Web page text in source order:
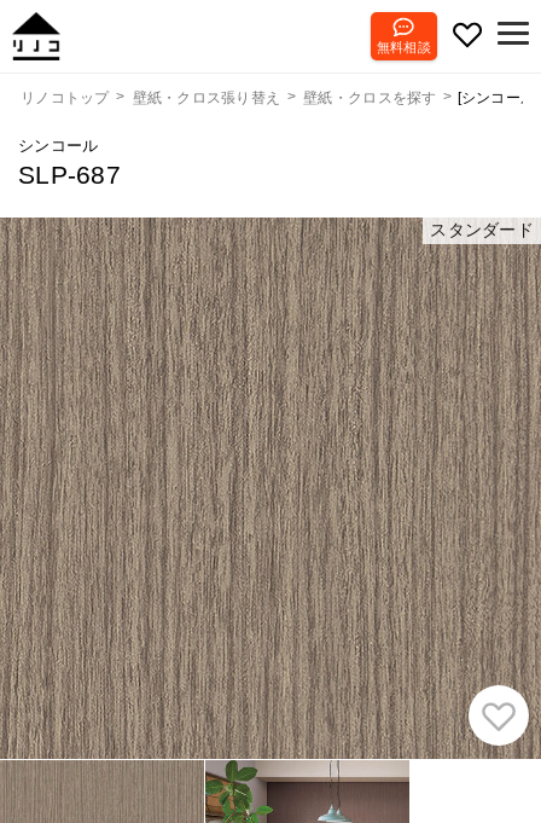
無料相談
リノコトップ 壁紙・クロス張り替え 壁紙・クロスを探す [シンコール
シンコール
SLP-687
スタンダード